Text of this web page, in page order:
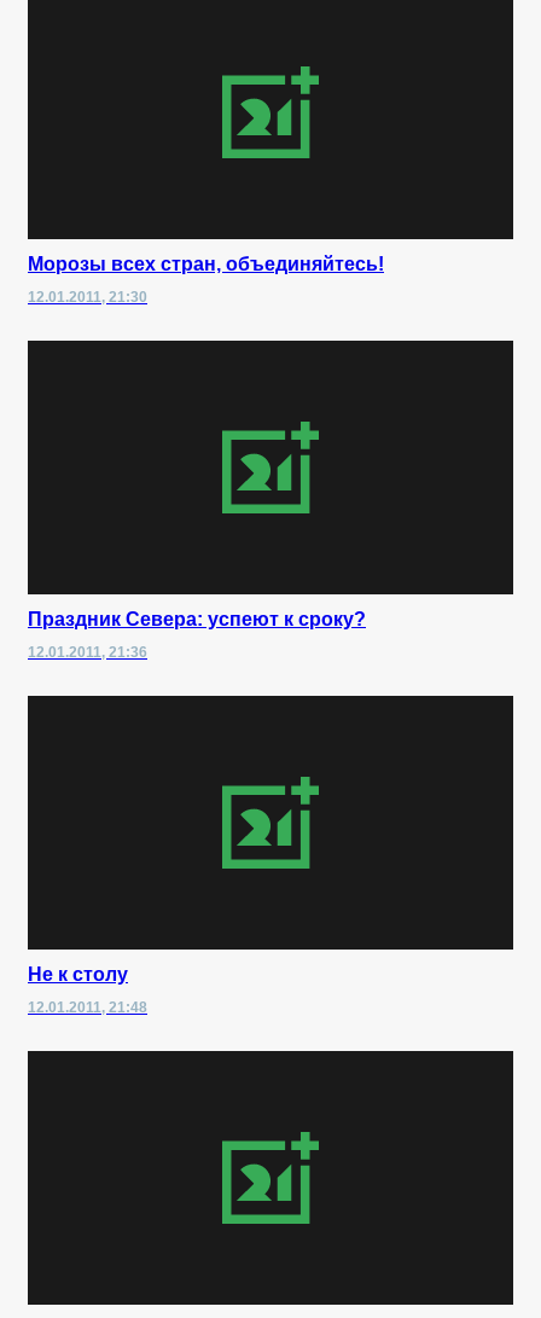
Морозы всех стран, объединяйтесь!
12.01.2011, 21:30
Праздник Севера: успеют к сроку?
12.01.2011, 21:36
Не к столу
12.01.2011, 21:48